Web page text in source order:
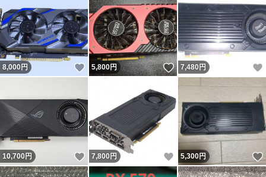
8,000円 いいね！
5,800円 いいね！
7,480 円
10,700円 いいね！
7,800 円 いいね！
5,300円